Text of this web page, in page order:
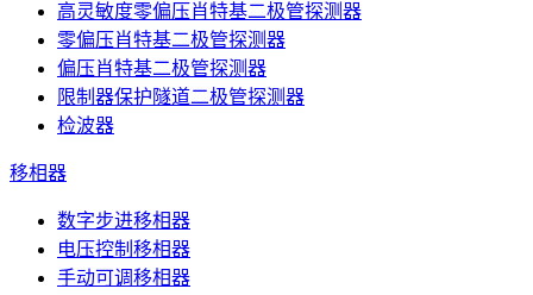
高灵敏度零偏压肖特基二极管探测器
零偏压肖特基二极管探测器
偏压肖特基二极管探测器
限制器保护隧道二极管探测器
检波器
移相器
数字步进移相器
电压控制移相器
手动可调移相器